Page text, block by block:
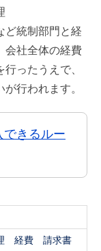
ど統制部門と経
会社全体の経費
ったうえで、
行われます。
できるルー
経費
請求書